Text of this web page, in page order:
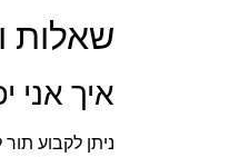
שאלות
איך אני
ניתן לקבוע